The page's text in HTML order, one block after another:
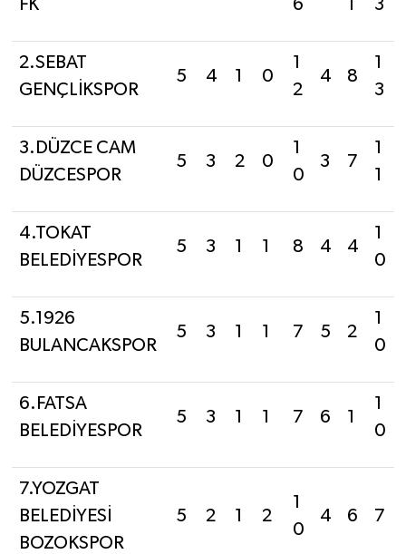
FK
6
1
3
2.SEBAT
GENÇLİKSPOR
5 4 1 0
1
2
4 8
1
3
3.DÜZCE CAM
DÜZCESPOR
5 3 2 0
1
0
3 7
1
1
4.TOKAT
BELEDİYESPOR
5 3 1 1 8 4 4
1
0
5.1926
BULANCAKSPOR
5 3 1 1 7 5 2
1
0
6.FATSA
BELEDİYESPOR
5 3 1 1 7 6 1
1
0
7.YOZGAT
BELEDİYESİ
BOZOKSPOR
5 2 1 2
1
0
4 6 7